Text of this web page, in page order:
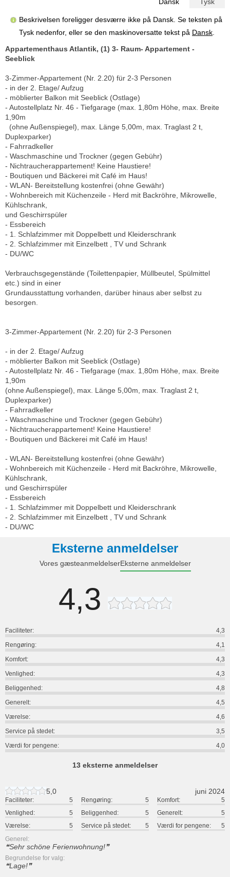
Beskrivelsen foreligger desværre ikke på Dansk. Se teksten på
Tysk nedenfor, eller se den maskinoversatte tekst på Dansk
Appartementhaus Atlantik, (1) 3- Raum- Appartement -
Seeblick
3-Zimmer-Appartement (Nr. 2.20) für 2-3 Personen
- in der 2. Etage/ Aufzug
- möblierter Balkon mit Seeblick (Ostlage)
- Autostellplatz Nr. 46 - Tiefgarage (max. 1,80m Höhe, max. Breite
1,90m
(ohne Außenspiegel), max. Länge 5,00m, max. Traglast 2 t,
Duplexparker)
- Fahrradkeller
- Waschmaschine und Trockner (gegen Gebühr)
- Nichtraucherappartement! Keine Haustiere!
- Boutiquen und Bäckerei mit Café im Haus!
- WLAN- Bereitstellung kostenfrei (ohne Gewähr)
- Wohnbereich mit Küchenzeile - Herd mit Backröhre, Mikrowelle,
Kühlschrank,
und Geschirrspüler
- Essbereich
- 1. Schlafzimmer mit Doppelbett und Kleiderschrank
- 2. Schlafzimmer mit Einzelbett , TV und Schrank
- DU/WC
Verbrauchsgegenstände (Toilettenpapier, Müllbeutel, Spülmittel
etc.) sind in einer
Grundausstattung vorhanden, darüber hinaus aber selbst zu
besorgen.
3-Zimmer-Appartement (Nr. 2.20) für 2-3 Personen
- in der 2. Etage/ Aufzug
- möblierter Balkon mit Seeblick (Ostlage)
- Autostellplatz Nr. 46 - Tiefgarage (max. 1,80m Höhe, max. Breite
1,90m
(ohne Außenspiegel), max. Länge 5,00m, max. Traglast 2 t,
Duplexparker)
- Fahrradkeller
- Waschmaschine und Trockner (gegen Gebühr)
- Nichtraucherappartement! Keine Haustiere!
- Boutiquen und Bäckerei mit Café im Haus!
- WLAN- Bereitstellung kostenfrei (ohne Gewähr)
- Wohnbereich mit Küchenzeile - Herd mit Backröhre, Mikrowelle,
Kühlschrank,
und Geschirrspüler
- Essbereich
- 1. Schlafzimmer mit Doppelbett und Kleiderschrank
- 2. Schlafzimmer mit Einzelbett , TV und Schrank
- DU/WC
Eksterne anmeldelser
Vores gæsteanmeldelserEksterne anmeldelser
4,3
Faciliteter:
4,3
Rengøring:
4,1
Komfort:
4,3
Venlighed:
4,3
Beliggenhed:
4,8
Generelt:
4,5
Værelse:
4,6
Service på stedet:
3,5
Værdi for pengene:
4,0
13 eksterne anmeldelser
5,0 juni 2024
Faciliteter: 5 Rengøring: 5 Komfort:
5
Venlighed:
5 Beliggenhed: 5 Generelt:
5
Værelse:
5 Service på stedet: 5 Værdi for pengene:
5
Generel:
Sehr schöne Ferienwohnung!
Begrundelse for valg:
Lage!